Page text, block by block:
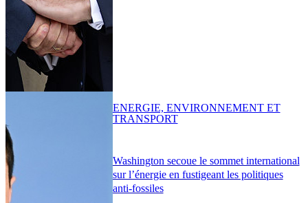
Washington secoue le sommet international
sur l’énergie en fustigeant les politiques
anti-fossiles
ENERGIE, ENVIRONNEMENT ET
TRANSPORT